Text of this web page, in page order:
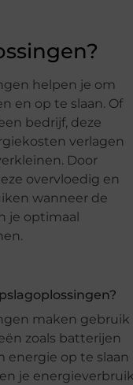
helpen je om
en op te slaan. Of
bedrijf, deze
verlagen
Door
overvloedig en
wanneer de
je optimaal
maken gebruik
zoals batterijen
energie op te slaan
je